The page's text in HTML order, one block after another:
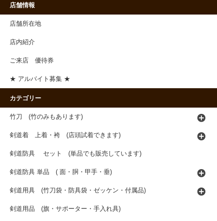
店舗情報
店舗所在地
店内紹介
ご来店 優待券
★ アルバイト募集 ★
カテゴリー
竹刀 (竹のみもあります)
剣道着 上着・袴 (店頭試着できます)
剣道防具 セット (単品でも販売しています)
剣道防具 単品 ( 面・胴・甲手・垂)
剣道用具 (竹刀袋・防具袋・ゼッケン・付属品)
剣道用品 (旗・サポーター・手入れ具)